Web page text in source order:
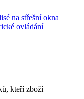
na střešní okna
ovládání
kteří zboží